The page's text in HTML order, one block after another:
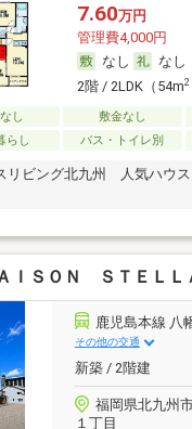
7.60万円
管理費4,000円
なし
なし
2階 / 2LDK（54m2
し 敷金なし
らし
バス・トイレ別
リビング北九州 人気ハウ
ＩＳＯＮ ＳＴＥＬ
鹿児島本線 八
その他の交通
新築 / 2階建
福岡県北九州
１丁目